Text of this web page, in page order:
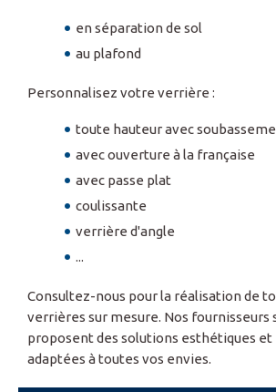
en séparation de sol
au plafond
Personnalisez votre verrière :
toute hauteur avec
avec ouverture à la française
avec passe plat
coulissante
verrière d'angle
...
Consultez-nous pour la réalisation de
verrières sur mesure. Nos fournisseurs
proposent des solutions esthétiques et
adaptées à toutes vos envies.